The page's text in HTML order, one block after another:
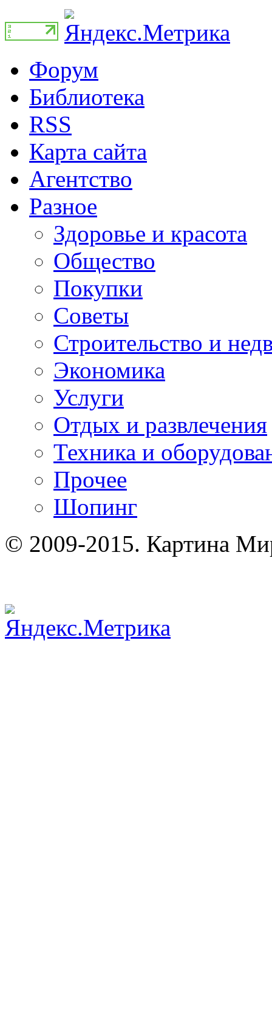
Форум
Библиотека
RSS
Карта сайта
Агентство
Разное
Здоровье и красота
Общество
Покупки
Советы
Строительство и
Экономика
Услуги
Отдых и развлечения
Техника и
Прочее
Шопинг
© 2009-2015. Картина